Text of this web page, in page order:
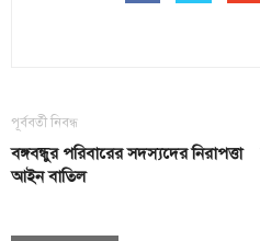
পূর্ববর্তী নিবন্ধ
বঙ্গবন্ধুর পরিবারের সদস্যদের নিরাপত্তা
আইন বাতিল